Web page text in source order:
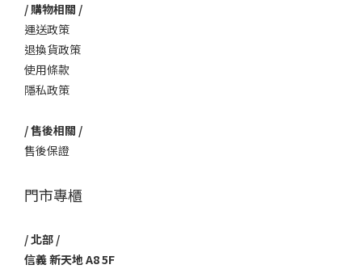
/ 購物相關 /
運送政策
退換貨政策
使用條款
隱私政策
/ 售後相關 /
售後保證
門市專櫃
/ 北部 /
信義 新天地 A8 5F